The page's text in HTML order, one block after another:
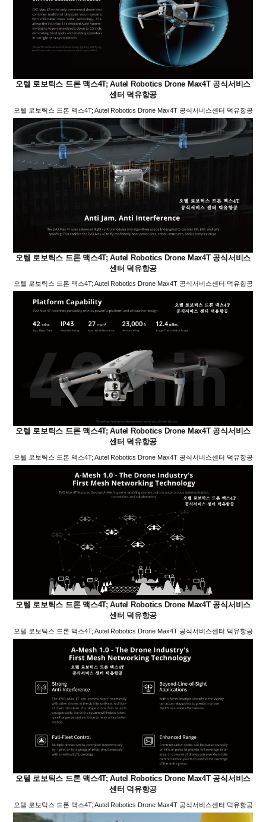
오텔 로보틱스 드론 맥스4T; Autel Robotics Drone Max4T 공식서비스
센터 덕유항공
오텔 로보틱스 드론 맥스4T; Autel Robotics Drone Max4T 공식서비스센터 덕유항공
오텔 로보틱스 드론 맥스4T; Autel Robotics Drone Max4T 공식서비스
센터 덕유항공
오텔 로보틱스 드론 맥스4T; Autel Robotics Drone Max4T 공식서비스센터 덕유항공
오텔 로보틱스 드론 맥스4T; Autel Robotics Drone Max4T 공식서비스
센터 덕유항공
오텔 로보틱스 드론 맥스4T; Autel Robotics Drone Max4T 공식서비스센터 덕유항공
오텔 로보틱스 드론 맥스4T; Autel Robotics Drone Max4T 공식서비스
센터 덕유항공
오텔 로보틱스 드론 맥스4T; Autel Robotics Drone Max4T 공식서비스센터 덕유항공
오텔 로보틱스 드론 맥스4T; Autel Robotics Drone Max4T 공식서비스
센터 덕유항공
오텔 로보틱스 드론 맥스4T; Autel Robotics Drone Max4T 공식서비스센터 덕유항공